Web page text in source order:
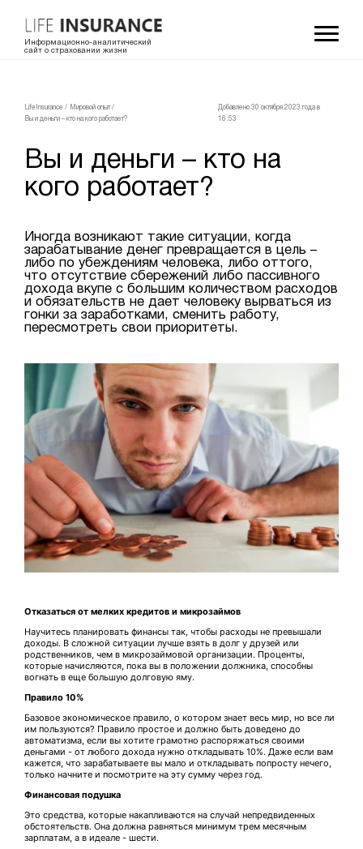
Информационно-аналитический
сайт о страховании жизни
LifeInsurance / Мировой опыт/
Вы и деньги – кто на кого работает?
Добавлено 30 октября 2023 года в
16:53
Вы и деньги – кто на
кого работает?
Иногда возникают такие ситуации, когда
зарабатывание денег превращается в цель –
либо по убеждениям человека, либо оттого,
что отсутствие сбережений либо пассивного
дохода вкупе с большим количеством расходов
и обязательств не дает человеку вырваться из
гонки за заработками, сменить работу,
пересмотреть свои приоритеты.
Отказаться от мелких кредитов и микрозаймов
Научитесь планировать финансы так, чтобы расходы не превышали
доходы. В сложной ситуации лучше взять в долг у друзей или
родственников, чем в микрозаймовой организации. Проценты,
которые начисляются, пока вы в положении должника, способны
вогнать в еще большую долговую яму.
Правило 10%
Базовое экономическое правило, о котором знает весь мир, но все ли
им пользуются? Правило простое и должно быть доведено до
автоматизма, если вы хотите грамотно распоряжаться своими
деньгами - от любого дохода нужно откладывать 10%. Даже если вам
кажется, что зарабатываете вы мало и откладывать попросту нечего,
только начните и посмотрите на эту сумму через год.
Финансовая подушка
Это средства, которые накапливаются на случай непредвиденных
обстоятельств. Она должна равняться минимум трем месячным
зарплатам, а в идеале - шести.